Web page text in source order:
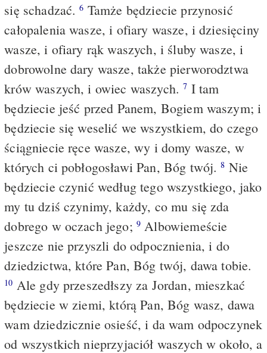
się schadzać.6 Tamże będziecie przynosić
całopalenia wasze, i ofiary wasze, i dziesięciny
wasze, i ofiary rąk waszych, i śluby wasze, i
dobrowolne dary wasze, także pierworodztwa
krów waszych, i owiec waszych.7 I tam
będziecie jeść przed Panem, Bogiem waszym; i
będziecie się weselić we wszystkiem, do czego
ściągniecie ręce wasze, wy i domy wasze, w
których ci pobłogosławi Pan, Bóg twój.8 Nie
będziecie czynić według tego wszystkiego, jako
my tu dziś czynimy, każdy, co mu się zda
dobrego w oczach jego; 9 Albowiemeście
jeszcze nie przyszli do odpocznienia, i do
dziedzictwa, które Pan, Bóg twój, dawa tobie.
10 Ale gdy przeszedłszy za Jordan, mieszkać
będziecie w ziemi, którą Pan, Bóg wasz, dawa
wam dziedzicznie osieść, i da wam odpoczynek
od wszystkich nieprzyjaciół waszych w około, a